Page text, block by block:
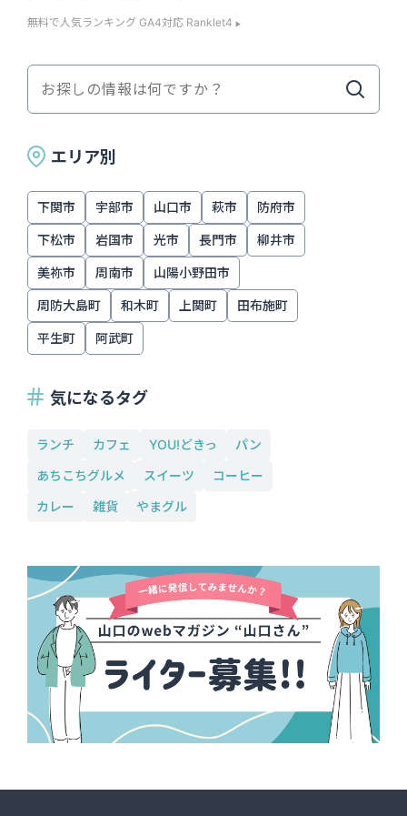
無料で人気ランキング GA4対応 Ranklet4
エリア別
下関市 宇部市 山口市 萩市 防府市
下松市 岩国市 光市 長門市 柳井市
美祢市 周南市 山陽小野田市
周防大島町 和木町 上関町 田布施町
平生町 阿武町
気になるタグ
ランチ カフェ YOU!どきっ
パン
あちこちグルメ
スイーツ
コーヒー
カレー
雑貨 やまグル